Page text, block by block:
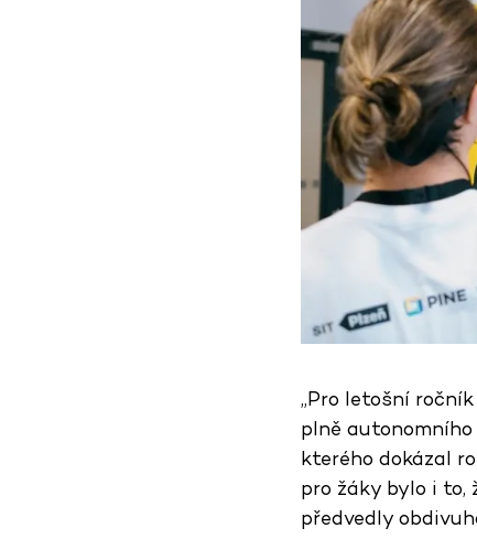
„Pro letošní
plně
kterého dokázal
pro žáky bylo i to,
předvedly